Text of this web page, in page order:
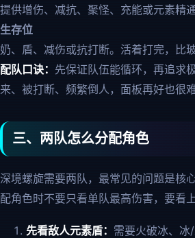
提供增伤、减抗、聚怪、充能或元素精
生存位
奶、盾、减伤或抗打断。活着打完，比
配队口诀： 先保证队伍能循环，再追求
来、被打断、频繁倒人，面板再好也很难
三、两队怎么分配角色
深境螺旋需要两队，最常见的问题是核
配角色时不要只看单队最高伤害，要看
先看敌人元素盾： 需要火破冰、